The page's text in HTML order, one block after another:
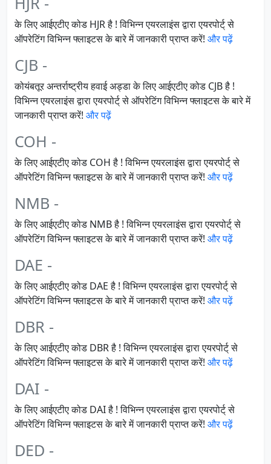
के लिए आईएटीए कोड HJR है ! विभिन्न एयरलाइंस द्वारा एयरपोर्ट् से
ऑपरेटिंग विभिन्न फ्लाइटस के बारे में जानकारी प्राप्त करें! और पढ़ें
CJB -
कोयंबतूर अन्तर्राष्ट्रीय हवाई अड्डा के लिए आईएटीए कोड CJB है !
विभिन्न एयरलाइंस द्वारा एयरपोर्ट् से ऑपरेटिंग विभिन्न फ्लाइटस के बारे में
जानकारी प्राप्त करें! और पढ़ें
COH -
के लिए आईएटीए कोड COH है ! विभिन्न एयरलाइंस द्वारा एयरपोर्ट् से
ऑपरेटिंग विभिन्न फ्लाइटस के बारे में जानकारी प्राप्त करें! और पढ़ें
NMB -
के लिए आईएटीए कोड NMB है ! विभिन्न एयरलाइंस द्वारा एयरपोर्ट् से
ऑपरेटिंग विभिन्न फ्लाइटस के बारे में जानकारी प्राप्त करें! और पढ़ें
DAE -
के लिए आईएटीए कोड DAE है ! विभिन्न एयरलाइंस द्वारा एयरपोर्ट् से
ऑपरेटिंग विभिन्न फ्लाइटस के बारे में जानकारी प्राप्त करें! और पढ़ें
DBR -
के लिए आईएटीए कोड DBR है ! विभिन्न एयरलाइंस द्वारा एयरपोर्ट् से
ऑपरेटिंग विभिन्न फ्लाइटस के बारे में जानकारी प्राप्त करें! और पढ़ें
DAI -
के लिए आईएटीए कोड DAI है ! विभिन्न एयरलाइंस द्वारा एयरपोर्ट् से
ऑपरेटिंग विभिन्न फ्लाइटस के बारे में जानकारी प्राप्त करें! और पढ़ें
DED -